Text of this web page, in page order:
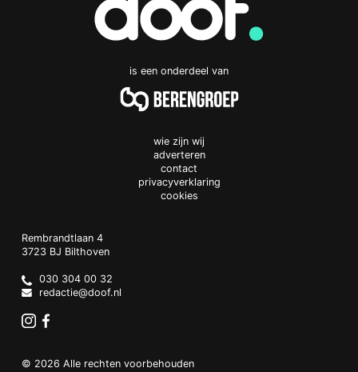
is een onderdeel van
wie zijn wij
adverteren
contact
privacyverklaring
cookies
Doof.nl
work
Rembrandtlaan 4
3723 BJ Bilthoven
Netherlands
030 304 00 32
redactie@doof.nl
© 2026 Alle rechten voorbehouden